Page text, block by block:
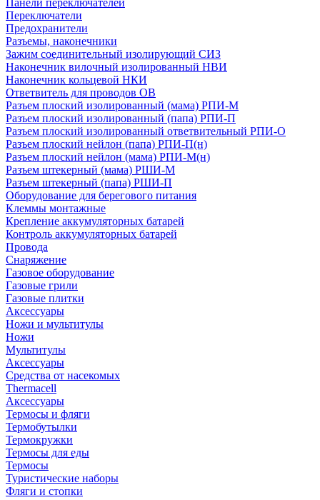
Панели переключателей
Переключатели
Предохранители
Разъемы, наконечники
Зажим соединительный изолирующий СИЗ
Наконечник вилочный изолированный НВИ
Наконечник кольцевой НКИ
Ответвитель для проводов ОВ
Разъем плоский изолированный (мама) РПИ-М
Разъем плоский изолированный (папа) РПИ-П
Разъем плоский изолированный ответвительный РПИ-О
Разъем плоский нейлон (папа) РПИ-П(н)
Разъем плоский нейлон (мама) РПИ-М(н)
Разъем штекерный (мама) РШИ-М
Разъем штекерный (папа) РШИ-П
Оборудование для берегового питания
Клеммы монтажные
Крепление аккумуляторных батарей
Контроль аккумуляторных батарей
Провода
Снаряжение
Газовое оборудование
Газовые грили
Газовые плитки
Аксессуары
Ножи и мультитулы
Ножи
Мультитулы
Аксессуары
Средства от насекомых
Thermacell
Аксессуары
Термосы и фляги
Термобутылки
Термокружки
Термосы для еды
Термосы
Туристические наборы
Фляги и стопки